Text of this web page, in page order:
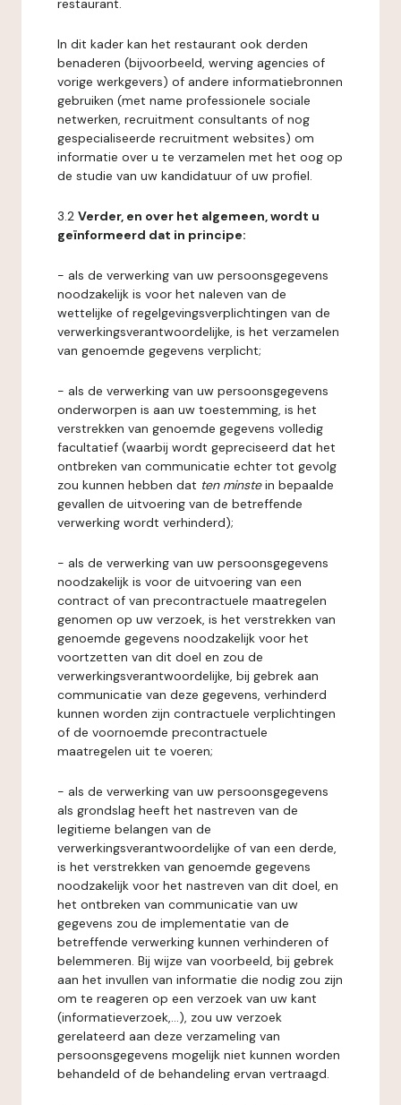
restaurant.
In dit kader kan het restaurant ook derden
benaderen (bijvoorbeeld, werving agencies of
vorige werkgevers) of andere informatiebronnen
gebruiken (met name professionele sociale
netwerken, recruitment consultants of nog
gespecialiseerde recruitment websites) om
informatie over u te verzamelen met het oog op
de studie van uw kandidatuur of uw profiel.
3.2 Verder, en over het algemeen, wordt u
geïnformeerd dat in principe:
- als de verwerking van uw persoonsgegevens
noodzakelijk is voor het naleven van de
wettelijke of regelgevingsverplichtingen van de
verwerkingsverantwoordelijke, is het verzamelen
van genoemde gegevens verplicht;
- als de verwerking van uw persoonsgegevens
onderworpen is aan uw toestemming, is het
verstrekken van genoemde gegevens volledig
facultatief (waarbij wordt gepreciseerd dat het
ontbreken van communicatie echter tot gevolg
zou kunnen hebben dat ten minstein bepaalde
gevallen de uitvoering van de betreffende
verwerking wordt verhinderd);
- als de verwerking van uw persoonsgegevens
noodzakelijk is voor de uitvoering van een
contract of van precontractuele maatregelen
genomen op uw verzoek, is het verstrekken van
genoemde gegevens noodzakelijk voor het
voortzetten van dit doel en zou de
verwerkingsverantwoordelijke, bij gebrek aan
communicatie van deze gegevens, verhinderd
kunnen worden zijn contractuele verplichtingen
of de voornoemde precontractuele
maatregelen uit te voeren;
- als de verwerking van uw persoonsgegevens
als grondslag heeft het nastreven van de
legitieme belangen van de
verwerkingsverantwoordelijke of van een derde,
is het verstrekken van genoemde gegevens
noodzakelijk voor het nastreven van dit doel, en
het ontbreken van communicatie van uw
gegevens zou de implementatie van de
betreffende verwerking kunnen verhinderen of
belemmeren. Bij wijze van voorbeeld, bij gebrek
aan het invullen van informatie die nodig zou zijn
om te reageren op een verzoek van uw kant
(informatieverzoek,...), zou uw verzoek
gerelateerd aan deze verzameling van
persoonsgegevens mogelijk niet kunnen worden
behandeld of de behandeling ervan vertraagd.